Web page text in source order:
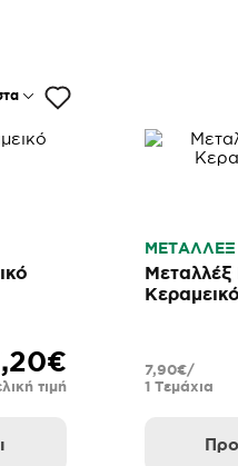
τιμή
ΜΕΤΑΛΛΕΞ
1 Τεμάχια
7,90€/